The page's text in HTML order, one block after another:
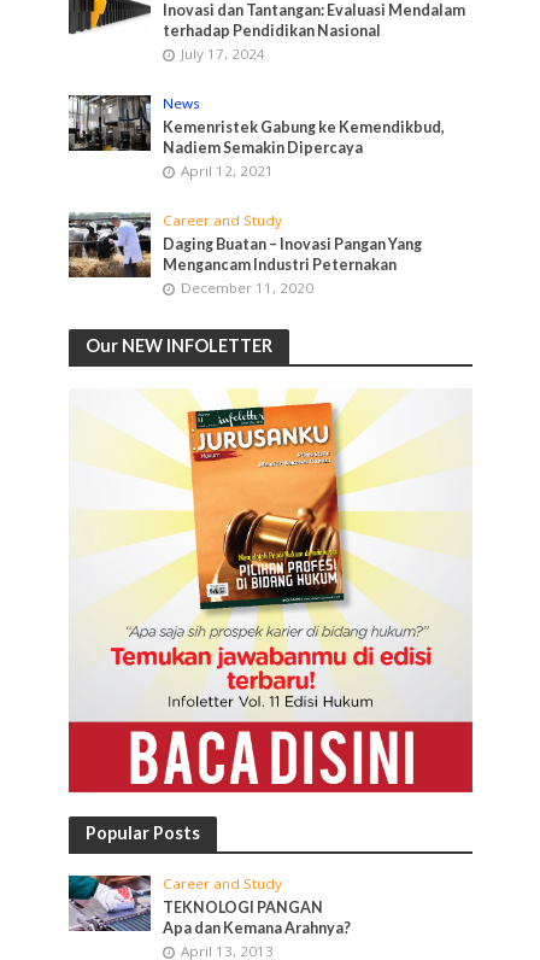
Inovasi dan Tantangan: Evaluasi Mendalam
terhadap Pendidikan Nasional
July 17, 2024
News
Kemenristek Gabung ke Kemendikbud,
Nadiem Semakin Dipercaya
April 12, 2021
Career and Study
Daging Buatan – Inovasi Pangan Yang
Mengancam Industri Peternakan
December 11, 2020
Our NEW INFOLETTER
Popular Posts
Career and Study
TEKNOLOGI PANGAN
Apa dan Kemana Arahnya?
April 13, 2013